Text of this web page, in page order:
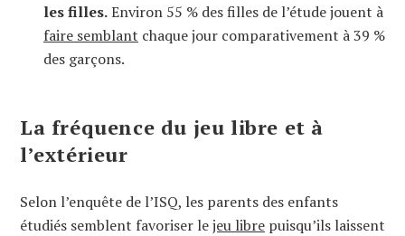
les filles.Environ 55 % des filles de l’étude jouent à
faire semblant chaque jour comparativement à 39 %
des garçons.
La fréquence du jeu libre et à
l’extérieur
Selon l’enquête de l’ISQ, les parents des enfants
étudiés semblent favoriser lejeu libre puisqu’ils laissent